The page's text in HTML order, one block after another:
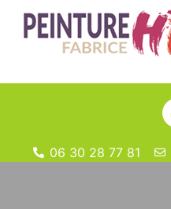
06 30 28 77 81